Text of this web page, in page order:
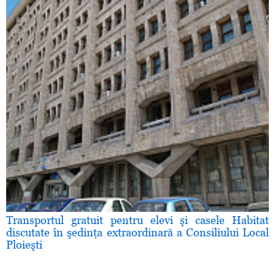
Transportul gratuit pentru elevi şi casele Habitat
discutate în şedinţa extraordinară a Consiliului Local
Ploieşti